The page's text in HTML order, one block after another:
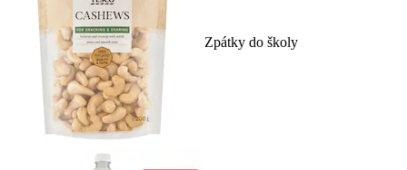
Zpátky do školy